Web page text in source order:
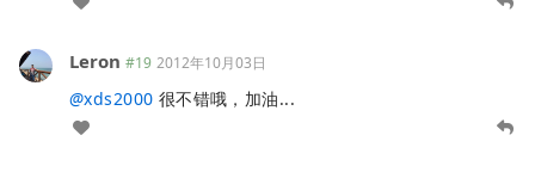
Leron #19 2012年10月03日
@xds2000 很不错哦，加油...